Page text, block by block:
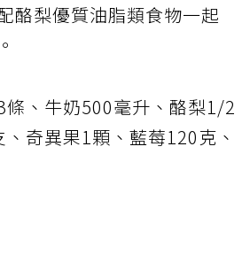
酪梨優質油脂類食物一起
、牛奶500毫升、酪梨1/2
奇異果1顆、藍莓120克、